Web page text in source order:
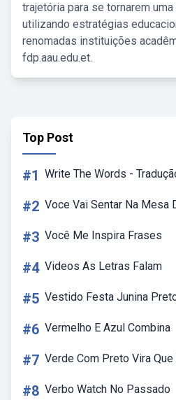
trajetória para se tornarem
utilizando estratégias
renomadas instituições
fdp.aau.edu.et.
Top Post
#1 Write The Words -
#2 Voce Vai Sentar Na Mesa
#3 Você Me Inspira Frases
#4 Videos As Letras Falam
#5 Vestido Festa Junina
#6 Vermelho E Azul Combina
#7 Verde Com Preto Vira Que
#8 Verbo Watch No Passado